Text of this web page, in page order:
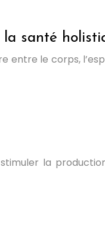
la santé
entre le corps,
la